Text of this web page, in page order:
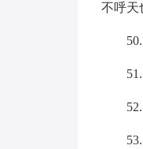
不呼天